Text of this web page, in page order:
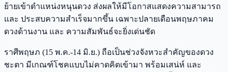
ย้ายเข้าตำแหน่งหนุนดวง ส่งผลให้มีโอกาสแสดงความสามารถ
และ ประสบความสำเร็จมากขึ้น เฉพาะปลายเดือนพฤษภาคม
ดวงด้านงาน และ ความสัมพันธ์จะยิ่งเด่นชัด
ราศีพฤษภ (15 พ.ค.-14 มิ.ย.) ถือเป็นช่วงจังหวะสำคัญของดวง
ชะตา มีเกณฑ์โชคแบบไม่คาดคิดเข้ามา พร้อมเสน่ห์ และ